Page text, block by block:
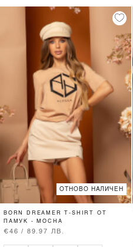
ОТНОВО НАЛИЧЕН
BORN DREAMER T-SHIRT ОТ
ПАМУК - MOCHA
€46 / 89.97 ЛВ.